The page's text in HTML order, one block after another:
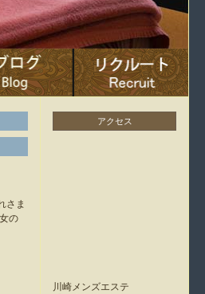
さま
の
アクセス
川崎メンズエステ